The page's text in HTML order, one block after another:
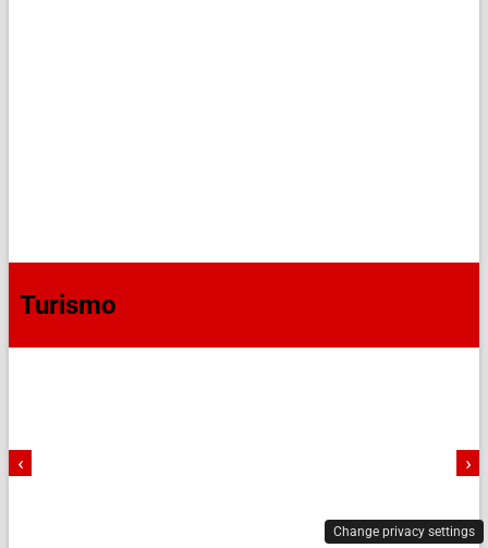
Turismo
‹ ›
Change privacy settings